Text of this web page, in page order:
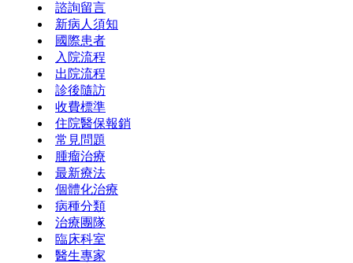
諮詢留言
新病人須知
國際患者
入院流程
出院流程
診後隨訪
收費標準
住院醫保報銷
常見問題
腫瘤治療
最新療法
個體化治療
病種分類
治療團隊
臨床科室
醫生專家